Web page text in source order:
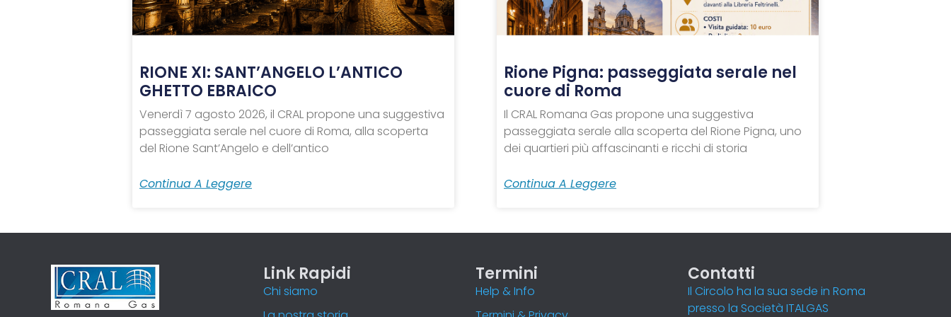
RIONE XI: SANT’ANGELO L’ANTICO
GHETTO EBRAICO
Venerdì 7 agosto 2026, il CRAL propone una suggestiva
passeggiata serale nel cuore di Roma, alla scoperta
del Rione Sant’Angelo e dell’antico
Continua A Leggere
Rione Pigna: passeggiata serale nel
cuore di Roma
Il CRAL Romana Gas propone una suggestiva
passeggiata serale alla scoperta del Rione Pigna, uno
dei quartieri più affascinanti e ricchi di storia
Continua A Leggere
Link Rapidi
Chi siamo
Termini
Help & Info
Contatti
Il Circolo ha la sua sede in Roma
presso la Società ITALGAS